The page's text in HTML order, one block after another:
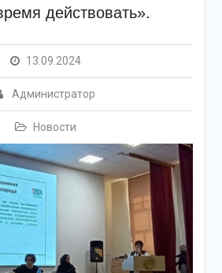
действовать».
13.09.2024
Администратор
Новости